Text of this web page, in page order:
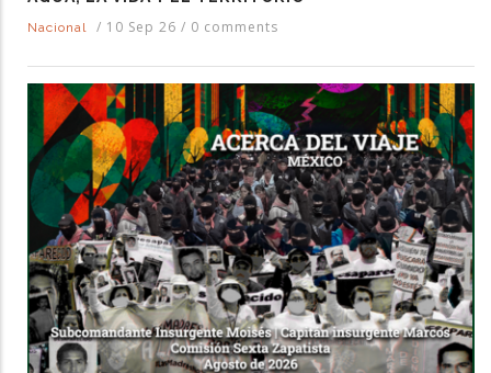
Nacional / 10 Sep 26 / 0 comments